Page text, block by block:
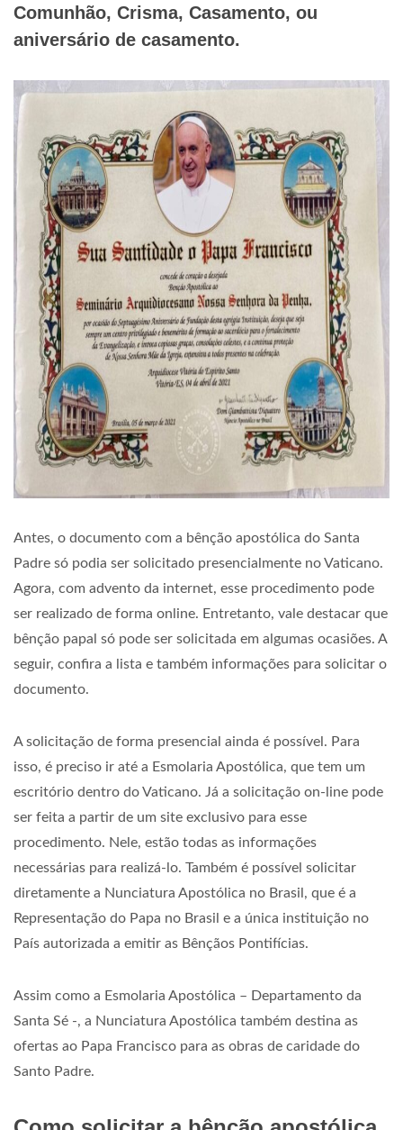
Comunhão, Crisma, Casamento, ou
aniversário de casamento.
Antes, o documento com a bênção apostólica do Santa
Padre só podia ser solicitado presencialmente no Vaticano.
Agora, com advento da internet, esse procedimento pode
ser realizado de forma online. Entretanto, vale destacar que
bênção papal só pode ser solicitada em algumas ocasiões. A
seguir, confira a lista e também informações para solicitar o
documento.
A solicitação de forma presencial ainda é possível. Para
isso, é preciso ir até a Esmolaria Apostólica, que tem um
escritório dentro do Vaticano. Já a solicitação on-line pode
ser feita a partir de um site exclusivo para esse
procedimento. Nele, estão todas as informações
necessárias para realizá-lo. Também é possível solicitar
diretamente a Nunciatura Apostólica no Brasil, que é a
Representação do Papa no Brasil e a única instituição no
País autorizada a emitir as Bênçãos Pontifícias.
Assim como a Esmolaria Apostólica – Departamento da
Santa Sé -, a Nunciatura Apostólica também destina as
ofertas ao Papa Francisco para as obras de caridade do
Santo Padre.